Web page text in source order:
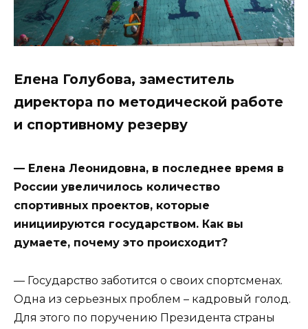
Елена Голубова, заместитель
директора по методической работе
и спортивному резерву
— Елена Леонидовна, в последнее время в
России увеличилось количество
спортивных проектов, которые
инициируются государством. Как вы
думаете, почему это происходит?
— Государство заботится о своих спортсменах.
Одна из серьезных проблем – кадровый голод.
Для этого по поручению Президента страны